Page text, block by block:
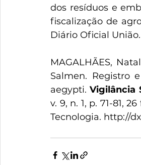
dos resíduos e
fiscalização de
Diário Oficial
MAGALHÃES,
Salmen. Registro
aegypti. Vigilância
v. 9, n. 1, p. 71-81,
Tecnologia. http://